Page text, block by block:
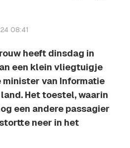
08:41
heeft dinsdag in
een klein vliegtuigje
van Informatie
Het toestel, waarin
een andere passagier
neer in het